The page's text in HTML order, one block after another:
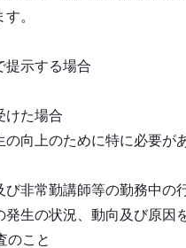
。
提示する場合
けた場合
向上のために特に必要が
非常勤講師等の勤務中の
生の状況、動向及び原因
のこと